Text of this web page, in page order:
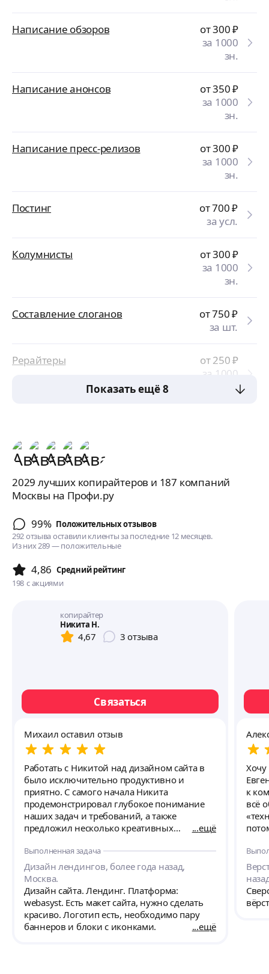
Написание обзоров от 300₽
за 1000
зн.
Написание анонсов от 350₽
за 1000
зн.
Написание пресс-релизов от 300₽
за 1000
зн.
Постинг от 700₽
за усл.
Колумнисты от 300₽
за 1000
зн.
Составление слоганов от 750₽
за шт.
Рерайтеры от 250₽
за 1000
зн.
Показать ещё 8
2029 лучших копирайтеров и 187 компаний
Москвы на Профи.ру
99% Положительных отзывов
292 отзыва оставили клиенты за последние 12 месяцев.
Из них 289 — положительные
4,86 Cредний рейтинг
198 с акциями
копирайтер
Никита Н.
4,67 3 отзыва
Связаться
Михаил оставил отзыв
Работать с Никитой над дизайном сайта в
было исключительно продуктивно и
приятно. С самого начала Никита
продемонстрировал глубокое понимание
наших задач и требований, а также
предложил несколько креативных
ожидания. Все макеты были выполнены с
невероятной точностью и вниманием к
деталям, что позволило нам легко
визуализировать будущий сайт и вносить
правки. Особенно хочется отметить - всегда
был на связи, оперативно отвечал на все
вопросы и открыто обсуждал идеи. Процесс
согласования был быстрым и эффективным
ещё
Выполненная задача
Дизайн лендингов, более года назад,
Москва.
Дизайн сайта. Лендинг. Платформа:
webasyst. Есть макет сайта, нужно сделать
красиво. Логотип есть, необходимо пару
баннеров и блоки с иконками.
ещё
Хочу
Евгением. Во-
к
всё
Не